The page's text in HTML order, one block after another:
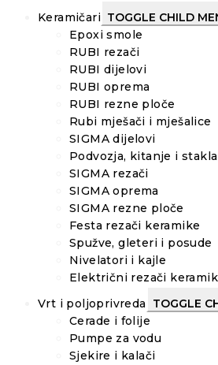
Keramičari TOGGLE CHILD
Epoxi smole
RUBI rezači
RUBI dijelovi
RUBI oprema
RUBI rezne ploče
Rubi mješači i mješalice
SIGMA dijelovi
Podvozja, kitanje i stakla
SIGMA rezači
SIGMA oprema
SIGMA rezne ploče
Festa rezači keramike
Spužve, gleteri i posude
Nivelatori i kajle
Električni rezači
Vrt i poljoprivreda
TOGGLE
Cerade i folije
Pumpe za vodu
Sjekire i kalači